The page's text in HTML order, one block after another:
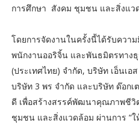
การศึกษา สังคม ชุมชน และสิ่งแว
โดยการจัดงานในครั้งนี้ได้รับความ
พนักงานออริจิ้น และพันธมิตรทาง
(ประเทศไทย) จำกัด, บริษัท เอ็นเ
บริษัท 3 พร จำกัด และบริษัท ด๊อกเ
ดี เพื่อสร้างสรรค์พัฒนาคุณภาพชีวิ
ชุมชน และสิ่งแวดล้อม ผ่านการ “